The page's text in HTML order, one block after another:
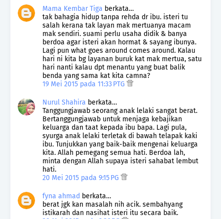
Mama Kembar Tiga berkata…
tak bahagia hidup tanpa rehda dr ibu. isteri tu
salah kerana tak layan mak mertuanya macam
mak sendiri. suami perlu usaha didik & banya
berdoa agar isteri akan hormat & sayang ibunya.
Lagi pun what goes around comes around. Kalau
hari ni kita bg layanan buruk kat mak mertua, satu
hari nanti kalau dpt menantu yang buat balik
benda yang sama kat kita camna?
19 Mei 2015 pada 11:33 PTG
Nurul Shahira berkata…
Tanggungjawab seorang anak lelaki sangat berat.
Bertanggungjawab untuk menjaga kebajikan
keluarga dan taat kepada ibu bapa. Lagi pula,
syurga anak lelaki terletak di bawah telapak kaki
ibu. Tunjukkan yang baik-baik mengenai keluarga
kita. Allah pemegang semua hati. Berdoa lah,
minta dengan Allah supaya isteri sahabat lembut
hati.
20 Mei 2015 pada 9:15 PG
fyna ahmad berkata…
berat jgk kan masalah nih acik. sembahyang
istikarah dan nasihat isteri itu secara baik.